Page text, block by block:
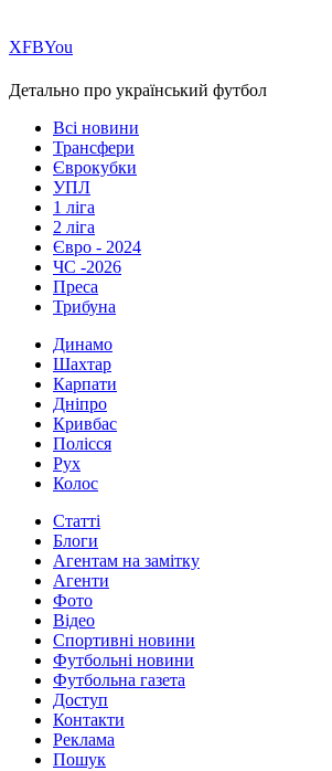
ХFBYou
Детально про український футбол
Всі новини
Трансфери
Єврокубки
УПЛ
1 ліга
2 ліга
Євро - 2024
ЧС -2026
Преса
Трибуна
Динамо
Шахтар
Карпати
Дніпро
Кривбас
Полісся
Рух
Колос
Статті
Блоги
Агентам на замітку
Агенти
Фото
Відео
Спортивні новини
Футбольні новини
Футбольна газета
Доступ
Контакти
Реклама
Пошук